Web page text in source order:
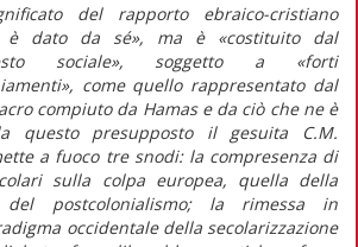
del rapporto ebraico-cristiano
è dato da sé», ma è «costituito dal
sociale», soggetto a «forti
come quello rappresentato dal
compiuto da Hamas e da ciò che ne è
questo presupposto il gesuita C.M.
a fuoco tre snodi: la compresenza di
sulla colpa europea, quella della
postcolonialismo; la rimessa in
occidentale della secolarizzazione